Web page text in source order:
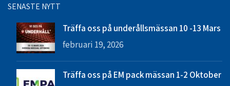
SENASTE NYTT
Träffa oss på underållsmässan 10 -13 Mars
februari 19, 2026
Träffa oss på EM pack mässan 1-2 Oktober